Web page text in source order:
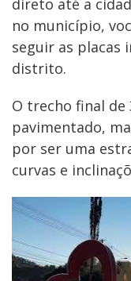
no município,
seguir as placas
distrito.
O trecho final
pavimentado,
por ser uma
curvas e